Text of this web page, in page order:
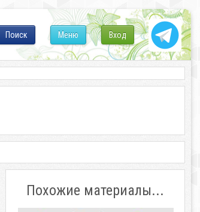
Вход
Меню
Поиск
Похожие материалы...